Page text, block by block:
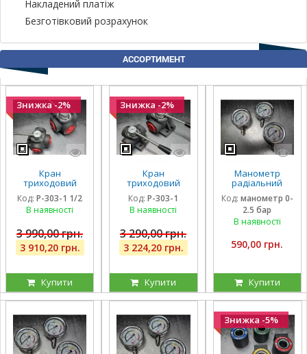
Накладений платіж
Безготівковий розрахунок
АССОРТИМЕНТ
Знижка -2%
Кран
триходовий
гідравлічний
Badestnost G1
1/2, 1 1/2 дюйма,
хв
Код: P-303-1 1/2
В наявності
3 990,00 грн.
3 910,20 грн.
Купити
Знижка -2%
Кран
триходовий
гідравлічний
Badestnost G1 1|
, 350 барів, 180 л/
дивертор
Код: P-303-1
В наявності
3 290,00 грн.
3 224,20 грн.
Купити
Манометр
радіальний
гліцириновий
вібростійкий 63
мм 0-2,5 Бар
Італія
Код: манометр 0-
2.5 бар
В наявності
590,00 грн.
Купити
Знижка -5%